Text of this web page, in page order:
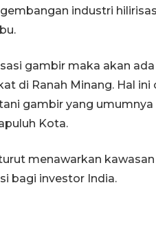
industri
gambir maka akan
di Ranah Minang. Hal
gambir yang umumnya
Kota.
menawarkan
bagi investor India.